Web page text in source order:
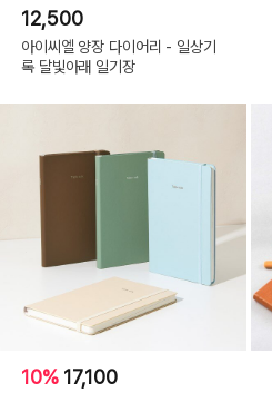
12,500
아이씨엘 양장 다이어리 - 일상기
록 달빛아래 일기장
10% 17,100